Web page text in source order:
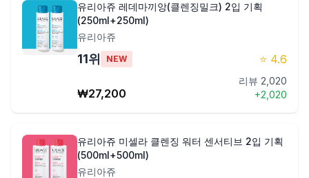
유리아쥬 레데마끼앙(클렌징밀크) 2입 기획
(250ml+250ml)
유리아쥬
11위 NEW ⭐ 4.6
₩27,200
리뷰 2,020
+2,020
유리아쥬 미셀라 클렌징 워터 센서티브 2입 기획
(500ml+500ml)
유리아쥬